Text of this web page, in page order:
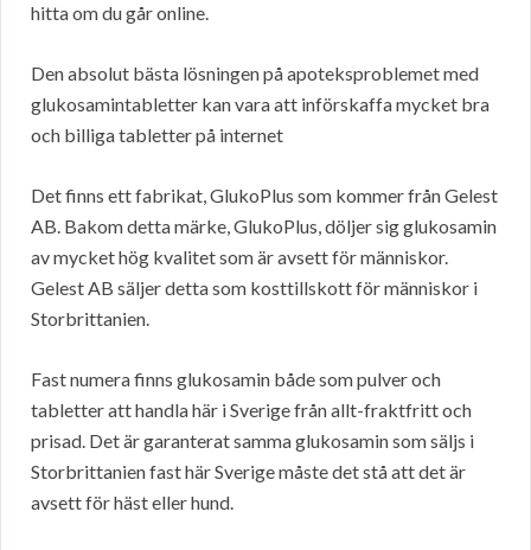
hitta om du går online.
Den absolut bästa lösningen på apoteksproblemet med
glukosamintabletter kan vara att införskaffa mycket bra
och billiga tabletter på internet
Det finns ett fabrikat, GlukoPlus som kommer från Gelest
AB. Bakom detta märke, GlukoPlus, döljer sig glukosamin
av mycket hög kvalitet som är avsett för människor.
Gelest AB säljer detta som kosttillskott för människor i
Storbrittanien.
Fast numera finns glukosamin både som pulver och
tabletter att handla här i Sverige från allt-fraktfritt och
prisad. Det är garanterat samma glukosamin som säljs i
Storbrittanien fast här Sverige måste det stå att det är
avsett för häst eller hund.